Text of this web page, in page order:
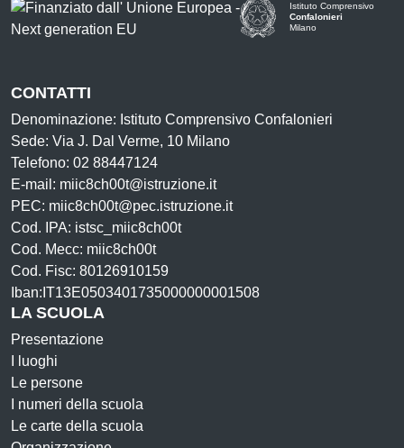
Istituto Comprensivo
Confalonieri
Milano
CONTATTI
Denominazione: Istituto Comprensivo Confalonieri
Sede: Via J. Dal Verme, 10 Milano
Telefono: 02 88447124
E-mail: miic8ch00t@istruzione.it
PEC: miic8ch00t@pec.istruzione.it
Cod. IPA: istsc_miic8ch00t
Cod. Mecc: miic8ch00t
Cod. Fisc: 80126910159
Iban:IT13E0503401735000000001508
LA SCUOLA
Presentazione
I luoghi
Le persone
I numeri della scuola
Le carte della scuola